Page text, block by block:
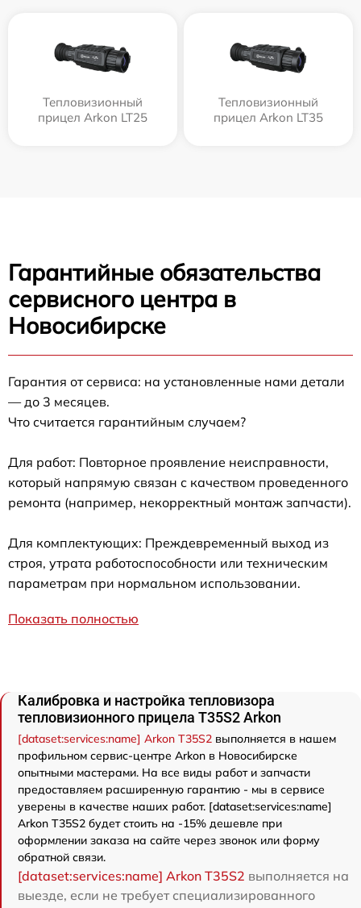
Тепловизионный
прицел Arkon LT25
Тепловизионный
прицел Arkon LT35
Гарантийные обязательства
сервисного центра в
Новосибирске
Гарантия от сервиса: на установленные нами детали
— до 3 месяцев.
Что считается гарантийным случаем?
Для работ: Повторное проявление неисправности,
который напрямую связан с качеством проведенного
ремонта (например, некорректный монтаж запчасти).
Для комплектующих: Преждевременный выход из
строя, утрата работоспособности или техническим
параметрам при нормальном использовании.
Показать полностью
Калибровка и настройка тепловизора
тепловизионного прицела T35S2 Arkon
[dataset:services:name] Arkon T35S2 выполняется в нашем
профильном сервис-центре Arkon в Новосибирске
опытными мастерами. На все виды работ и запчасти
предоставляем расширенную гарантию - мы в сервисе
уверены в качестве наших работ. [dataset:services:name]
Arkon T35S2 будет стоить на -15% дешевле при
оформлении заказа на сайте через звонок или форму
обратной связи.
[dataset:services:name] Arkon T35S2 выполняется на
выезде, если не требует специализированного